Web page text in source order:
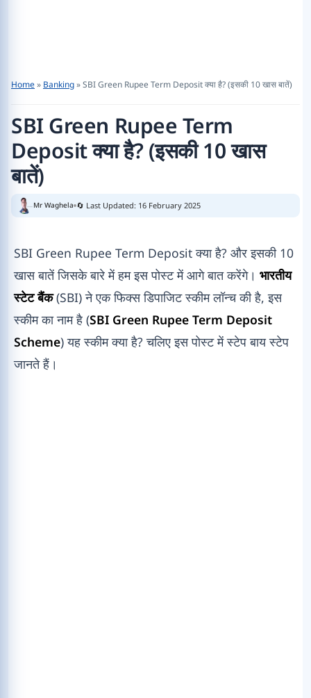
Home» Banking»SBI Green Rupee Term Deposit क्या है? (इसकी 10 खास बातें)
SBI Green Rupee Term
Deposit क्या है? (इसकी 10 खास
बातें)
Mr Waghela 🔄 Last Updated: 16 February 2025
SBI Green Rupee Term Deposit क्या है? और इसकी 10
खास बातें जिसके बारे में हम इस पोस्ट में आगे बात करेंगे। भारतीय
स्टेट बैंक(SBI) ने एक फिक्स डिपाजिट स्कीम लॉन्च की है, इस
स्कीम का नाम है (SBI Green Rupee Term Deposit
Scheme) यह स्कीम क्या है? चलिए इस पोस्ट में स्टेप बाय स्टेप
जानते हैं।